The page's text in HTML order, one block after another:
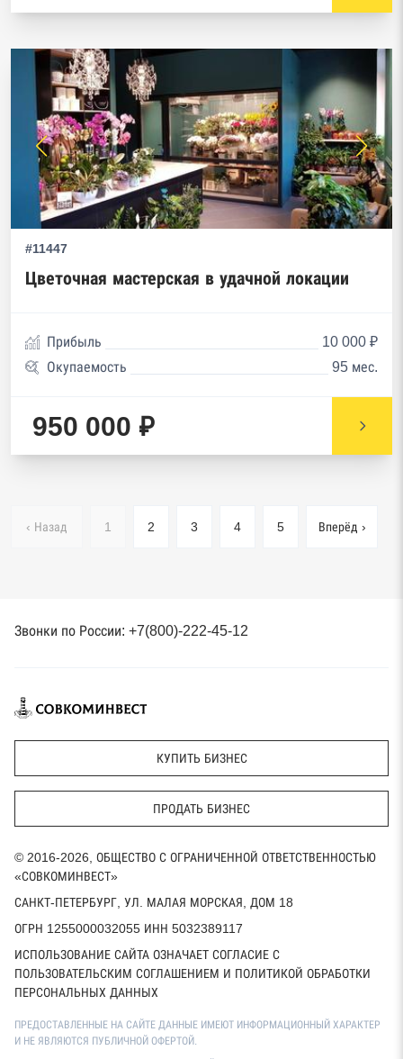
#11447
Цветочная мастерская в удачной локации
Прибыль
10 000 ₽
Окупаемость
95 мес.
950 000 ₽
‹ Назад 1 2 3 4 5 Вперёд ›
Звонки по России: +7(800)-222-45-12
КУПИТЬ БИЗНЕС
ПРОДАТЬ БИЗНЕС
© 2016-2026, ОБЩЕСТВО С ОГРАНИЧЕННОЙ ОТВЕТСТВЕННОСТЬЮ
«СОВКОМИНВЕСТ»
САНКТ-ПЕТЕРБУРГ, УЛ. МАЛАЯ МОРСКАЯ, ДОМ 18
ОГРН 1255000032055 ИНН 5032389117
ИСПОЛЬЗОВАНИЕ САЙТА ОЗНАЧАЕТ СОГЛАСИЕ С
ПОЛЬЗОВАТЕЛЬСКИМ СОГЛАШЕНИЕМ И ПОЛИТИКОЙ ОБРАБОТКИ
ПЕРСОНАЛЬНЫХ ДАННЫХ
ПРЕДОСТАВЛЕННЫЕ НА САЙТЕ ДАННЫЕ ИМЕЮТ ИНФОРМАЦИОННЫЙ ХАРАКТЕР
И НЕ ЯВЛЯЮТСЯ ПУБЛИЧНОЙ ОФЕРТОЙ.